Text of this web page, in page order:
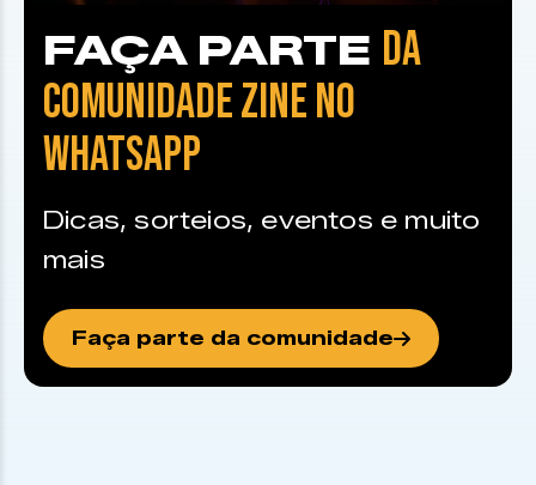
FAÇA PARTE DA
COMUNIDADE ZINE NO
WHATSAPP
Dicas, sorteios, eventos e muito
mais
Faça parte da comunidade